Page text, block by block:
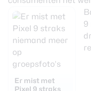
Er mist met
Pixel 9 straks
9